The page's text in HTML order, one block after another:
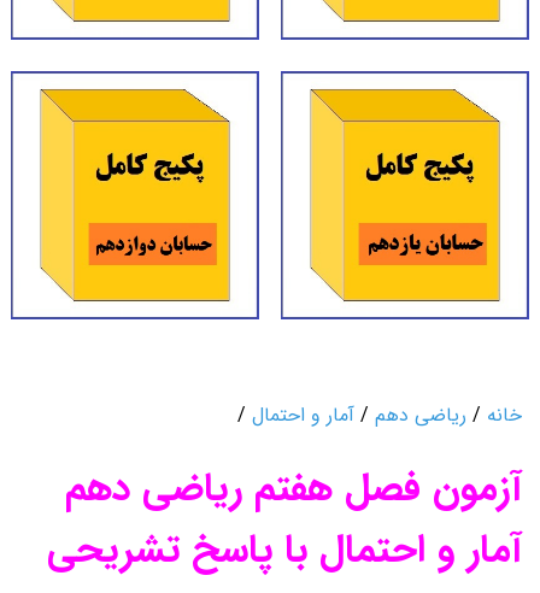
خانه / ریاضی دهم / آمار و احتمال /
آزمون فصل هفتم ریاضی دهم
آمار و احتمال با پاسخ تشریحی